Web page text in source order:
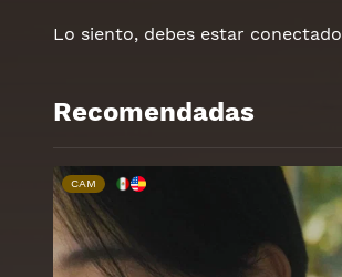
Lo siento, debes estar conectado
Recomendadas
CAM